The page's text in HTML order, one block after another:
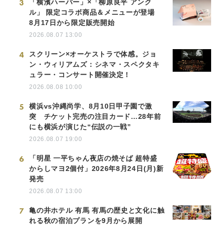
3
「横濱ハーバー」×「柳原良平 アンク
ル」 限定コラボ商品＆メニューが登場
8月17日から限定販売開始
2026.08.07 13:00
4
スクリーン×オーケストラで体感。ジョ
ン・ウィリアムズ：シネマ・スペクタキ
ュラー・コンサート開催決定！
2026.08.08 10:00
5
横浜vs沖縄尚学、8月10日甲子園で激
突 チケット完売の注目カード…28年前
にも横浜が演じた“伝説の一戦”
2026.08.07 19:00
6
「明星 一平ちゃん夜店の焼そば 超特盛
からしマヨ2個付」2026年8月24日(月)新
発売
2026.08.07 13:00
7
亀の井ホテル 有馬 有馬の歴史と文化に触
れる秋の宿泊プランを9月から展開